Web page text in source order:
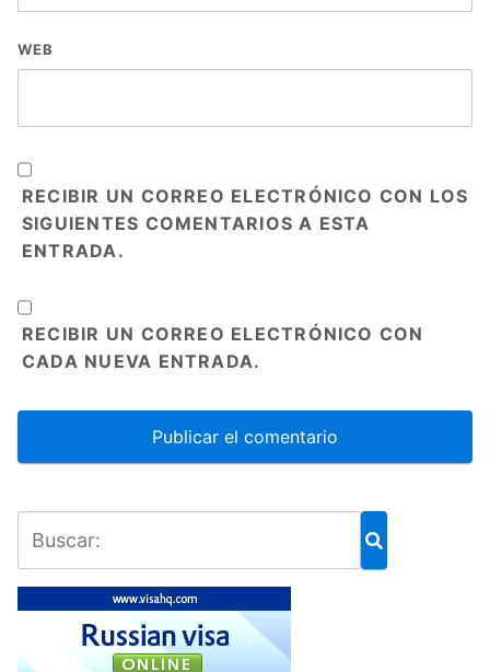
WEB
RECIBIR UN CORREO ELECTRÓNICO CON LOS
SIGUIENTES COMENTARIOS A ESTA
ENTRADA.
RECIBIR UN CORREO ELECTRÓNICO CON
CADA NUEVA ENTRADA.